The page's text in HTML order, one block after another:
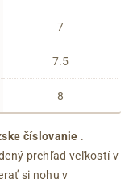
7
7.5
8
číslovanie .
prehľad veľkostí v
si nohu v